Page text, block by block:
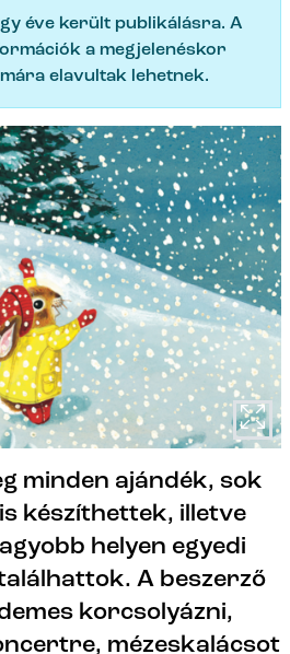
éve került publikálásra. A
a megjelenéskor
elavultak lehetnek.
minden ajándék, sok
készíthettek, illetve
helyen egyedi
A beszerző
korcsolyázni,
mézeskalácsot